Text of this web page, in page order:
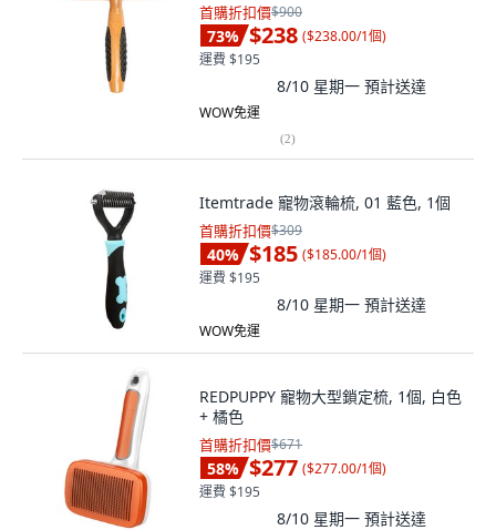
首購折扣價$900
73% $238 ($238.00/1個)
運費 $195
8/10 星期一 預計送達
WOW免運
(2)
Itemtrade 寵物滾輪梳, 01 藍色, 1個
首購折扣價$309
40% $185 ($185.00/1個)
運費 $195
8/10 星期一 預計送達
WOW免運
REDPUPPY 寵物大型鎖定梳, 1個, 白色
+ 橘色
首購折扣價$671
58% $277 ($277.00/1個)
運費 $195
8/10 星期一 預計送達